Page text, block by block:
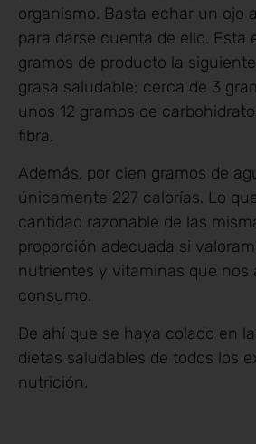
organismo. Basta echar un ojo
para darse cuenta de ello. Esta
gramos de producto la
grasa saludable; cerca de 3
unos 12 gramos de
fibra.
Además, por cien gramos de
únicamente 227 calorías. Lo
cantidad razonable de las
proporción adecuada si
nutrientes y vitaminas que nos
consumo.
De ahí que se haya colado en
dietas saludables de todos los
nutrición.